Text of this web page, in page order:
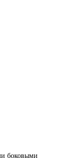
боковыми